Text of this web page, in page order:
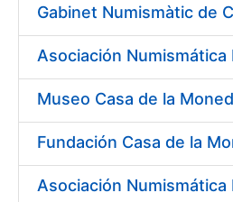
Erakutsi/Ezkutatu
Asociación Numismática
Museo Casa de la
Fundación Casa de la
Asociación Numismática